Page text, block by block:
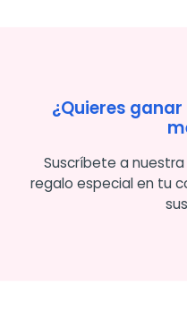
¿Quieres ganar
Suscríbete a
regalo especial en tu